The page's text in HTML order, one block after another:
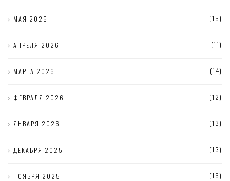
МАЯ 2026 (15)
АПРЕЛЯ 2026 (11)
МАРТА 2026 (14)
ФЕВРАЛЯ 2026 (12)
ЯНВАРЯ 2026 (13)
ДЕКАБРЯ 2025 (13)
НОЯБРЯ 2025 (15)